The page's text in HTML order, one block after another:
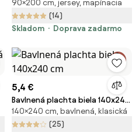
x 200 cm
90×200 cm, jersey, mapínacia
(14)
Skladom
Doprava zadarmo
5,4 €
Bavlnená plachta biela 140x240
cm
140×240 cm, bavlnená, klasická
(25)